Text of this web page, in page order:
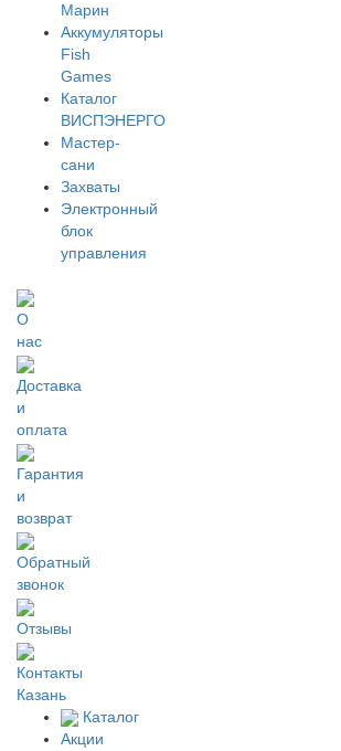
Марин
Аккумуляторы
Fish
Games
Каталог
ВИСПЭНЕРГО
Мастер-
сани
Захваты
Электронный
блок
управления
О
нас
Доставка
и
оплата
Гарантия
и
возврат
Обратный
звонок
Отзывы
Контакты
Казань
Каталог
Акции